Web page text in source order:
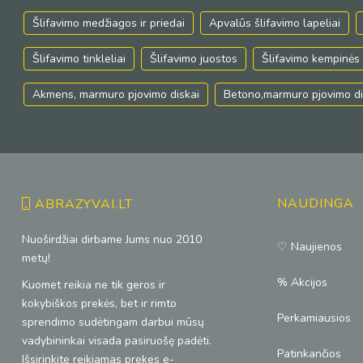
Šlifavimo medžiagos ir priedai Apvalūs šlifavimo lapeliai
Šlifavimo tinkleliai Šlifavimo juostos Šlifavimo kempinės
Akmens, marmuro pjovimo diskai Betono,marmuro pjovimo
ABRAZYVAI.LT
Nuoširdžiai dirbame Jums nuo 2010
metų!
Kuomet reikia ne tik geros ir
kokybiškos prekės, bet ir rimto
sprendimo sudėtingam darbui mūsų
vadybininkai visada pasiruošę padėti.
Išsirinkite reikiamas prekes e-
NAUDINGA
♡ Naujienos
% Akcijos
Perkamiausios
Patinkančios